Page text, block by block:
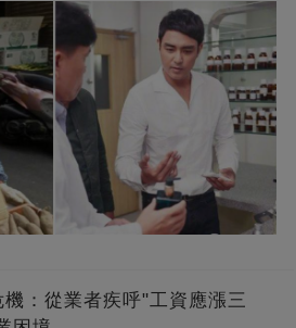
：從業者疾呼"工資應漲三